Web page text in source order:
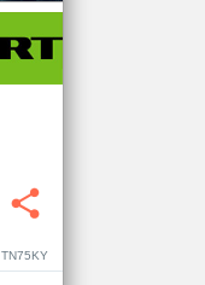
TN75KY